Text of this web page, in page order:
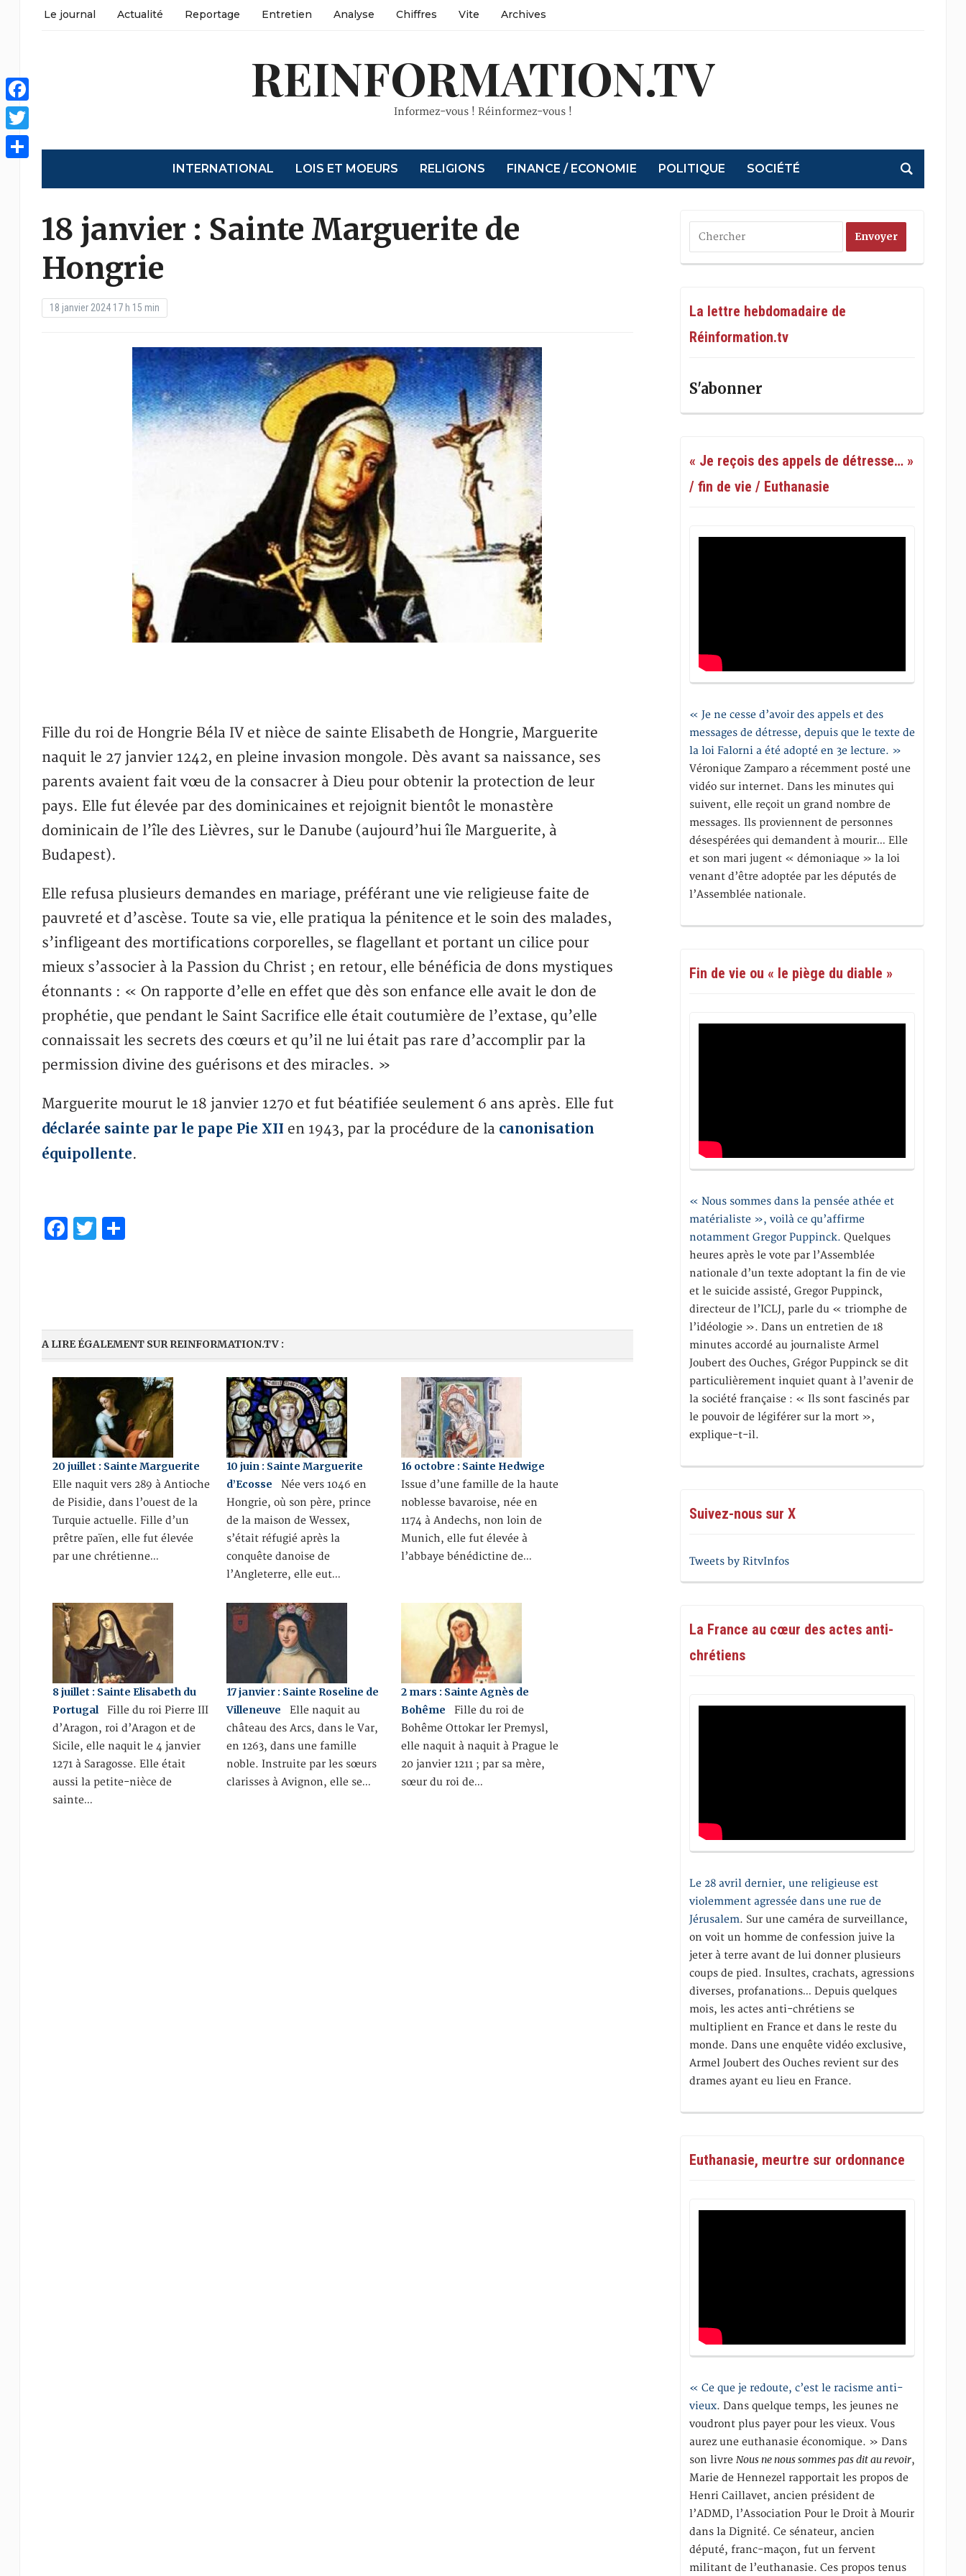
Le journal Actualité Reportage Entretien Analyse Chiffres Vite Archives
REINFORMATION.TV
Informez-vous ! Réinformez-vous !
INTERNATIONAL LOIS ET MOEURS RELIGIONS FINANCE / ECONOMIE POLITIQUE SOCIÉTÉ
18 janvier : Sainte Marguerite de
Hongrie
18 janvier 2024 17 h 15 min
Fille du roi de Hongrie Béla IV et nièce de sainte Elisabeth de Hongrie, Marguerite
naquit le 27 janvier 1242, en pleine invasion mongole. Dès avant sa naissance, ses
parents avaient fait vœu de la consacrer à Dieu pour obtenir la protection de leur
pays. Elle fut élevée par des dominicaines et rejoignit bientôt le monastère
dominicain de l’île des Lièvres, sur le Danube (aujourd’hui île Marguerite, à
Budapest).
Elle refusa plusieurs demandes en mariage, préférant une vie religieuse faite de
pauvreté et d’ascèse. Toute sa vie, elle pratiqua la pénitence et le soin des malades,
s’infligeant des mortifications corporelles, se flagellant et portant un cilice pour
mieux s’associer à la Passion du Christ ; en retour, elle bénéficia de dons mystiques
étonnants : « On rapporte d’elle en effet que dès son enfance elle avait le don de
prophétie, que pendant le Saint Sacrifice elle était coutumière de l’extase, qu’elle
connaissait les secrets des cœurs et qu’il ne lui était pas rare d’accomplir par la
permission divine des guérisons et des miracles. »
Marguerite mourut le 18 janvier 1270 et fut béatifiée seulement 6 ans après. Elle fut
déclarée sainte par le pape Pie XII en 1943, par la procédure de la canonisation
équipollente.
Facebook
Twitter
Partager
A LIRE ÉGALEMENT SUR REINFORMATION.TV :
20 juillet : Sainte Marguerite
Elle naquit vers 289 à Antioche
de Pisidie, dans l’ouest de la
Turquie actuelle. Fille d’un
prêtre païen, elle fut élevée
par une chrétienne…
10 juin : Sainte Marguerite
d’Ecosse Née vers 1046 en
Hongrie, où son père, prince
de la maison de Wessex,
s’était réfugié après la
conquête danoise de
l’Angleterre, elle eut…
16 octobre : Sainte Hedwige
Issue d’une famille de la haute
noblesse bavaroise, née en
1174 à Andechs, non loin de
Munich, elle fut élevée à
l’abbaye bénédictine de…
8 juillet : Sainte Elisabeth du
PortugalFille du roi Pierre III
d’Aragon, roi d’Aragon et de
Sicile, elle naquit le 4 janvier
1271 à Saragosse. Elle était
aussi la petite-nièce de
sainte…
17 janvier : Sainte Roseline de
Villeneuve Elle naquit au
château des Arcs, dans le Var,
en 1263, dans une famille
noble. Instruite par les sœurs
clarisses à Avignon, elle se…
2 mars : Sainte Agnès de
Bohême Fille du roi de
Bohême Ottokar Ier Premysl,
elle naquit à naquit à Prague le
20 janvier 1211 ; par sa mère,
sœur du roi de…
La lettre hebdomadaire de
Réinformation.tv
S'abonner
« Je reçois des appels de détresse… »
/ fin de vie / Euthanasie
« Je ne cesse d’avoir des appels et des
messages de détresse, depuis que le texte de
la loi Falorni a été adopté en 3e lecture. »
Véronique Zamparo a récemment posté une
vidéo sur internet. Dans les minutes qui
suivent, elle reçoit un grand nombre de
messages. Ils proviennent de personnes
désespérées qui demandent à mourir… Elle
et son mari jugent « démoniaque » la loi
venant d’être adoptée par les députés de
l’Assemblée nationale.
Fin de vie ou « le piège du diable »
« Nous sommes dans la pensée athée et
matérialiste », voilà ce qu’affirme
notamment Gregor Puppinck. Quelques
heures après le vote par l’Assemblée
nationale d’un texte adoptant la fin de vie
et le suicide assisté, Gregor Puppinck,
directeur de l’ICLJ, parle du « triomphe de
l’idéologie ». Dans un entretien de 18
minutes accordé au journaliste Armel
Joubert des Ouches, Grégor Puppinck se dit
particulièrement inquiet quant à l’avenir de
la société française : « Ils sont fascinés par
le pouvoir de légiférer sur la mort »,
explique-t-il.
Suivez-nous sur X
Tweets by RitvInfos
La France au cœur des actes anti-
chrétiens
Le 28 avril dernier, une religieuse est
violemment agressée dans une rue de
Jérusalem. Sur une caméra de surveillance,
on voit un homme de confession juive la
jeter à terre avant de lui donner plusieurs
coups de pied. Insultes, crachats, agressions
diverses, profanations… Depuis quelques
mois, les actes anti-chrétiens se
multiplient en France et dans le reste du
monde. Dans une enquête vidéo exclusive,
Armel Joubert des Ouches revient sur des
drames ayant eu lieu en France.
Euthanasie, meurtre sur ordonnance
« Ce que je redoute, c’est le racisme anti-
vieux. Dans quelque temps, les jeunes ne
voudront plus payer pour les vieux. Vous
aurez une euthanasie économique. » Dans
son livreNous ne nous sommes pas dit au revoir,
Marie de Hennezel rapportait les propos de
Henri Caillavet, ancien président de
l’ADMD, l’Association Pour le Droit à Mourir
dans la Dignité. Ce sénateur, ancien
député, franc-maçon, fut un fervent
militant de l’euthanasie. Ces propos tenus
Facebook
Twitter